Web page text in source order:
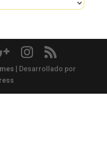
| Desarrollado por